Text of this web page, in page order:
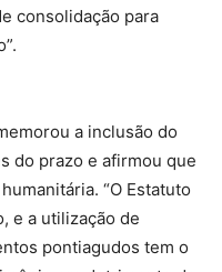
consolidação para
a inclusão do
do prazo e afirmou que
“O Estatuto
e a utilização de
pontiagudos tem o